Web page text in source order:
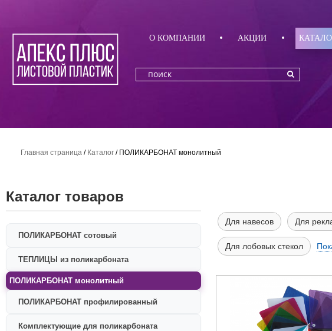
О КОМПАНИИ АКЦИИ
Главная страница / Каталог / ПОЛИКАРБОНАТ монолитный
Каталог товаров
ПОЛИКАРБОНАТ сотовый
ТЕПЛИЦЫ из поликарбоната
ПОЛИКАРБОНАТ монолитный
ПОЛИКАРБОНАТ профилированный
Комплектующие для поликарбоната
Для навесов Для
Для лобовых стекол